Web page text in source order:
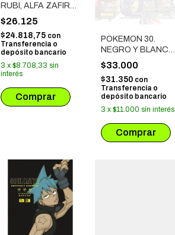
RUBI, ALFA ZAFIRO
# 03
$26.125
$24.818,75 con
Transferencia o
depósito bancario
3 x $8.708,33 sin
interés
POKEMON 30.
NEGRO Y BLANCO
5
$33.000
$31.350 con
Transferencia o
depósito bancario
3 x $11.000 sin interés